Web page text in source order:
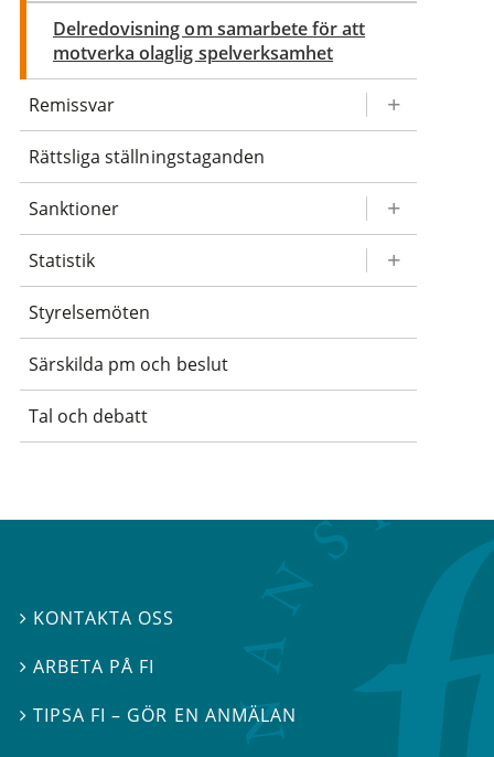
Delredovisning om samarbete för att
motverka olaglig spelverksamhet
Remissvar
Rättsliga ställningstaganden
Sanktioner
Statistik
Styrelsemöten
Särskilda pm och beslut
Tal och debatt
 KONTAKTA OSS
 ARBETA PÅ FI
TIPSA FI – GÖR EN ANMÄLAN